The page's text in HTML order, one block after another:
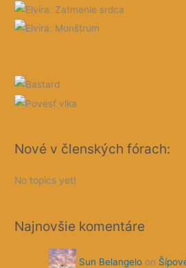
Nové v členských fórach:
No topics yet!
Najnovšie komentáre
Sun Belangelo on